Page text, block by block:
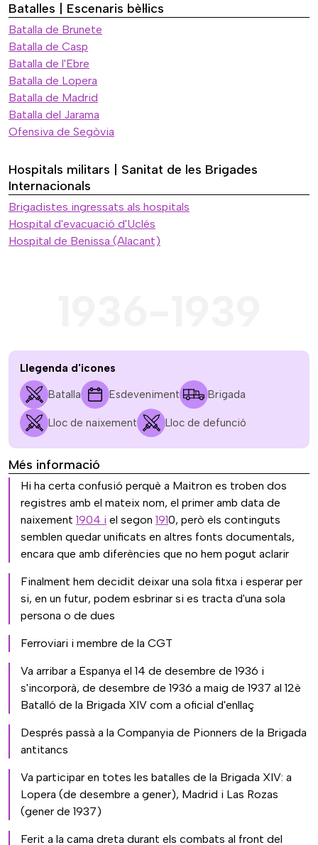
Batalles | Escenaris bèl·lics
Batalla de Brunete
Batalla de Casp
Batalla de l'Ebre
Batalla de Lopera
Batalla de Madrid
Batalla del Jarama
Ofensiva de Segòvia
Hospitals militars | Sanitat de les Brigades
Internacionals
Brigadistes ingressats als hospitals
Hospital d'evacuació d'Uclés
Hospital de Benissa (Alacant)
Llegenda d'icones
Batalla Esdeveniment Brigada
Lloc de naixement Lloc de defunció
Més informació
Hi ha certa confusió perquè a Maitron es troben dos
registres amb el mateix nom, el primer amb data de
naixement 1904 i el segon 1910, però els continguts
semblen quedar unificats en altres fonts documentals,
encara que amb diferències que no hem pogut aclarir
Finalment hem decidit deixar una sola fitxa i esperar per
si, en un futur, podem esbrinar si es tracta d'una sola
persona o de dues
Ferroviari i membre de la CGT
Va arribar a Espanya el 14 de desembre de 1936 i
s'incorporà, de desembre de 1936 a maig de 1937 al 12è
Batalló de la Brigada XIV com a oficial d'enllaç
Després passà a la Companyia de Pionners de la Brigada
antitancs
Va participar en totes les batalles de la Brigada XIV: a
Lopera (de desembre a gener), Madrid i Las Rozas
(gener de 1937)
Ferit a la cama dreta durant els combats al front del